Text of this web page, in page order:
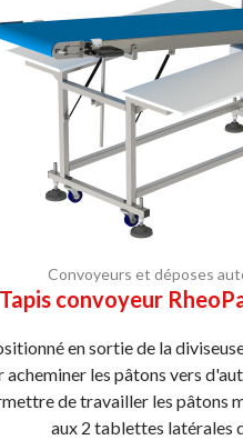
Convoyeurs et déposes
Tapis convoyeur
en sortie de la
acheminer les pâtons vers
de travailler les pâtons
aux 2 tablettes latérales